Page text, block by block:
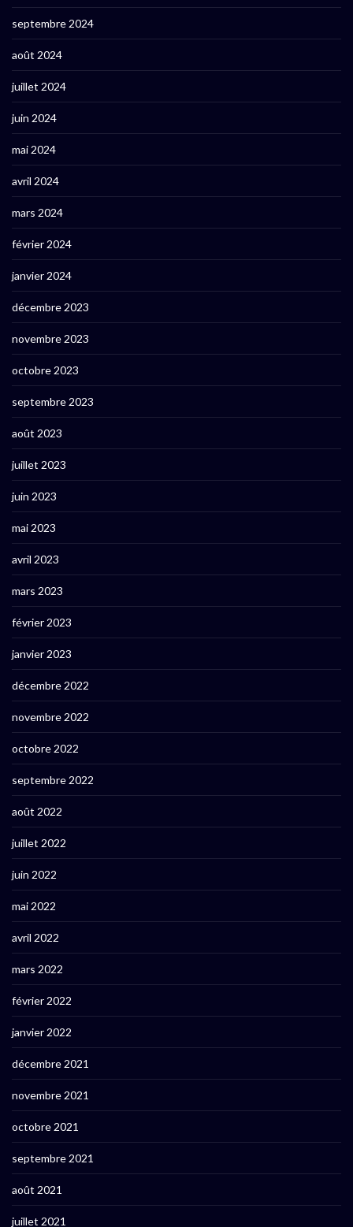
septembre 2024
août 2024
juillet 2024
juin 2024
mai 2024
avril 2024
mars 2024
février 2024
janvier 2024
décembre 2023
novembre 2023
octobre 2023
septembre 2023
août 2023
juillet 2023
juin 2023
mai 2023
avril 2023
mars 2023
février 2023
janvier 2023
décembre 2022
novembre 2022
octobre 2022
septembre 2022
août 2022
juillet 2022
juin 2022
mai 2022
avril 2022
mars 2022
février 2022
janvier 2022
décembre 2021
novembre 2021
octobre 2021
septembre 2021
août 2021
juillet 2021